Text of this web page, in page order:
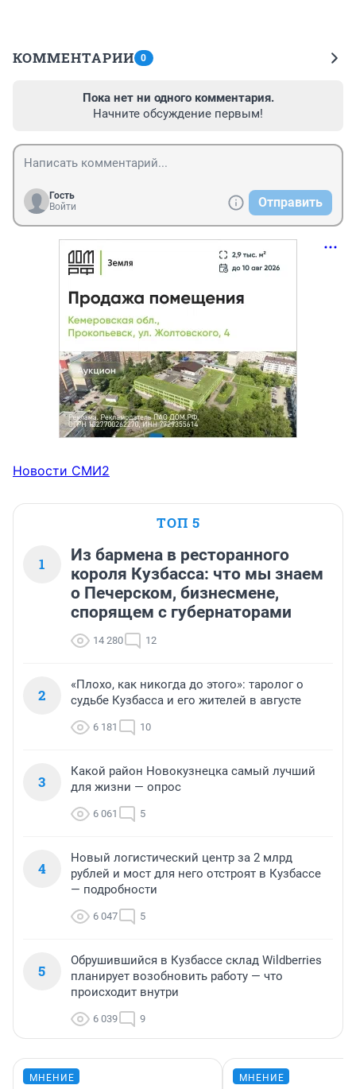
КОММЕНТАРИИ 0
Пока нет ни одного комментария.
Начните обсуждение первым!
Гость
Войти
Отправить
Новости СМИ2
ТОП 5
1
Из бармена в ресторанного
короля Кузбасса: что мы знаем
о Печерском, бизнесмене,
спорящем с губернаторами
14 280 12
2
«Плохо, как никогда до этого»: таролог о
судьбе Кузбасса и его жителей в августе
6 181 10
3
Какой район Новокузнецка самый лучший
для жизни — опрос
6 061 5
4
Новый логистический центр за 2 млрд
рублей и мост для него отстроят в Кузбассе
— подробности
6 047 5
5
Обрушившийся в Кузбассе склад Wildberries
планирует возобновить работу — что
происходит внутри
6 039 9
МНЕНИЕ МНЕНИЕ